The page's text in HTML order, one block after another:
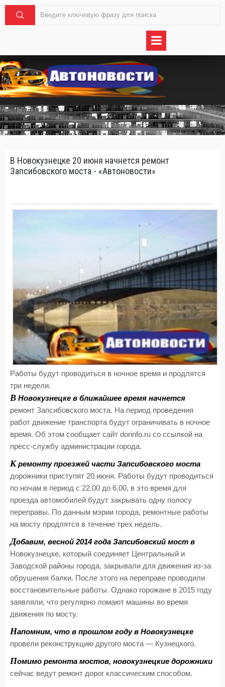
В Новокузнецке 20 июня начнется ремонт
Запсибовского моста - «Автоновости»
Работы будут проводиться в ночное время и продлятся
три недели.
В Новокузнецке в ближайшее время начнется
ремонт Запсибовского моста. На период проведения
работ движение транспорта будут ограничивать в ночное
время. Об этом сообщает сайт dorinfo.ru со ссылкой на
пресс-службу администрации города.
К ремонту проезжей части Запсибовского моста
дорожники приступят 20 июня. Работы будут проводиться
по ночам в период с 22.00 до 6.00, в это время для
проезда автомобилей будут закрывать одну полосу
переправы. По данным мэрии города, ремонтные работы
на мосту продлятся в течение трех недель.
Добавим, весной 2014 года Запсибовский мост в
Новокузнецке, который соединяет Центральный и
Заводской районы города, закрывали для движения из-за
обрушения балки. После этого на переправе проводили
восстановительные работы. Однако горожане в 2015 году
заявляли, что регулярно ломают машины во время
движения по мосту.
Напомним, что в прошлом году в Новокузнецке
провели реконструкцию другого моста — Кузнецкого.
Помимо ремонта мостов, новокузнецкие дорожники
сейчас ведут ремонт дорог классическим способом.